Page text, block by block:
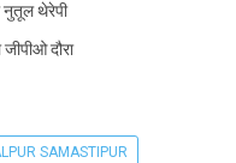
नुतूल थेरेपी
दौरा
SAMASTIPUR